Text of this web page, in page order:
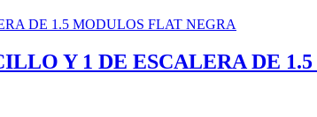
Y 1 DE ESCALERA DE